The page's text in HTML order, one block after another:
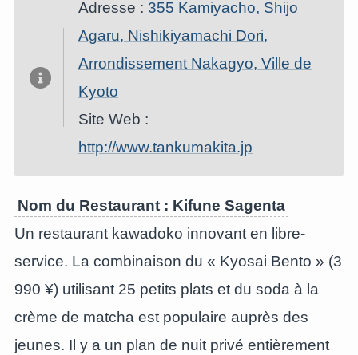
Adresse : 355 Kamiyacho, Shijo
Agaru, Nishikiyamachi Dori,
Arrondissement Nakagyo, Ville de
Kyoto
Site Web :
http://www.tankumakita.jp
Nom du Restaurant : Kifune Sagenta
Un restaurant kawadoko innovant en libre-
service. La combinaison du « Kyosai Bento » (3
990 ¥) utilisant 25 petits plats et du soda à la
crème de matcha est populaire auprès des
jeunes. Il y a un plan de nuit privé entièrement